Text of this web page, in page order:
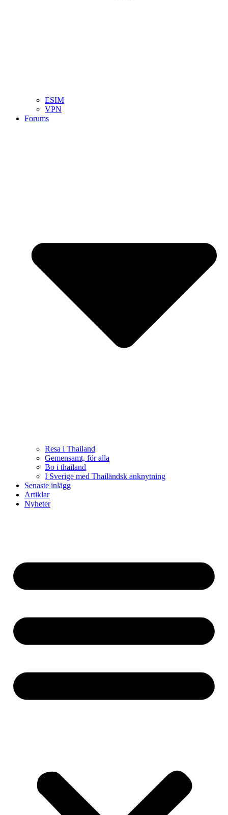
ESIM
VPN
Forums
Resa i Thailand
Gemensamt, för alla
Bo i thailand
I Sverige med Thailändsk anknytning
Senaste inlägg
Artiklar
Nyheter